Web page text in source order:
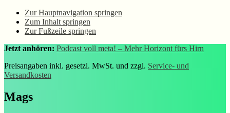
Zur Hauptnavigation springen
Zum Inhalt springen
Zur Fußzeile springen
Jetzt anhören: Podcast voll meta! – Mehr Horizont fürs Hirn
Preisangaben inkl. gesetzl. MwSt. und zzgl. Service- und
Versandkosten
Mags